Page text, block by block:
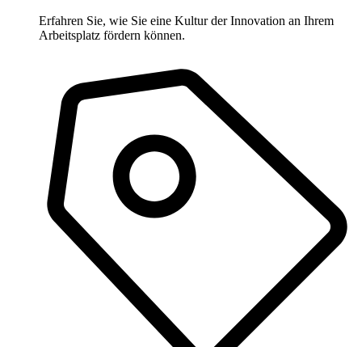
Erfahren Sie, wie Sie eine Kultur der Innovation an Ihrem
Arbeitsplatz fördern können.